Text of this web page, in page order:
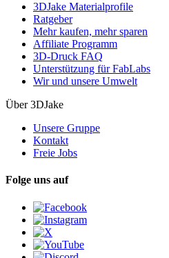
3DJake Materialprofile
Ratgeber
Mehr kaufen, mehr sparen
Affiliate Programm
3D-Druck FAQ
Unterstützung für FabLabs
Wir und unsere Umwelt
Über 3DJake
Unsere Gruppe
Kontakt
Freie Jobs
Folge uns auf